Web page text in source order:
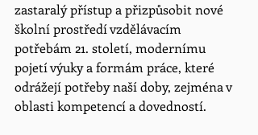
zastaralý přístup a přizpůsobit nové
školní prostředí vzdělávacím
potřebám 21. století, modernímu
pojetí výuky a formám práce, které
odrážejí potřeby naší doby, zejména v
oblasti kompetencí a dovedností.